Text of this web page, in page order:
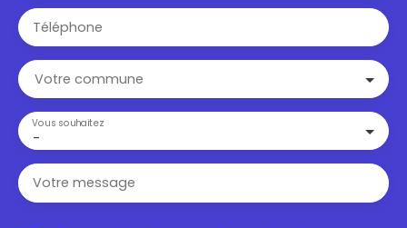
Téléphone
Votre commune
-
Vous souhaitez
Votre message